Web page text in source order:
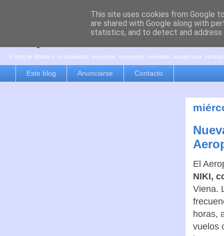
es por madrid
El blog de Madrid y su actualidad, proyectos, transporte, movilidad, arquitectura,
Este blog Anunciarse Contacto
El
NIKI,
Viena.
horas,
vuelos
This site uses cookies from Google
are shared with Google along with
statistics, and to detect and address